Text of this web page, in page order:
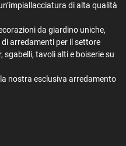
di alta qualità
da giardino uniche,
arredamenti per il settore
tavoli alti e boiserie su
nostra esclusiva arredamento